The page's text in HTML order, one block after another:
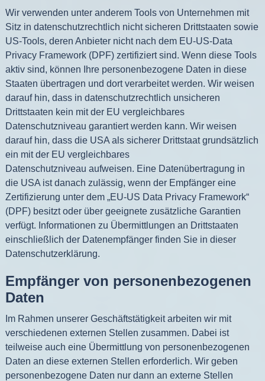
Wir verwenden unter anderem Tools von Unternehmen mit
Sitz in datenschutzrechtlich nicht sicheren Drittstaaten sowie
US-Tools, deren Anbieter nicht nach dem EU-US-Data
Privacy Framework (DPF) zertifiziert sind. Wenn diese Tools
aktiv sind, können Ihre personenbezogene Daten in diese
Staaten übertragen und dort verarbeitet werden. Wir weisen
darauf hin, dass in datenschutzrechtlich unsicheren
Drittstaaten kein mit der EU vergleichbares
Datenschutzniveau garantiert werden kann. Wir weisen
darauf hin, dass die USA als sicherer Drittstaat grundsätzlich
ein mit der EU vergleichbares
Datenschutzniveau aufweisen. Eine Datenübertragung in
die USA ist danach zulässig, wenn der Empfänger eine
Zertifizierung unter dem „EU-US Data Privacy Framework“
(DPF) besitzt oder über geeignete zusätzliche Garantien
verfügt. Informationen zu Übermittlungen an Drittstaaten
einschließlich der Datenempfänger finden Sie in dieser
Datenschutzerklärung.
Empfänger von personenbezogenen
Daten
Im Rahmen unserer Geschäftstätigkeit arbeiten wir mit
verschiedenen externen Stellen zusammen. Dabei ist
teilweise auch eine Übermittlung von personenbezogenen
Daten an diese externen Stellen erforderlich. Wir geben
personenbezogene Daten nur dann an externe Stellen